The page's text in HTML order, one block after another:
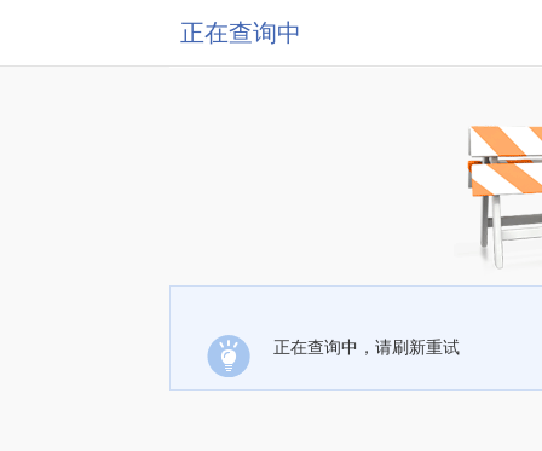
正在查询中
正在查询中，请刷新重试